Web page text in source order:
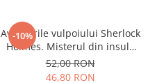
-10%
Aventurile vulpoiului Sherlock
Holmes. Misterul din insula
Stejarul Rosu - vol 3
52,00 RON
46,80 RON